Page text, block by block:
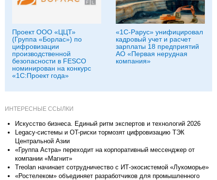
Проект ООО «ЦЦТ»
(Группа «Борлас») по
цифровизации
производственной
безопасности в FESCO
номинирован на конкурс
«1С:Проект года»
«1С-Рарус» унифицировал
кадровый учет и расчет
зарплаты 18 предприятий
АО «Первая нерудная
компания»
ИНТЕРЕСНЫЕ ССЫЛКИ
Искусство бизнеса. Единый ритм экспертов и технологий 2026
Legacy-системы и OT-риски тормозят цифровизацию ТЭК
Центральной Азии
«Группа Астра» переходит на корпоративный мессенджер от
компании «Магнит»
Treolan начинает сотрудничество с ИТ-экосистемой «Лукоморье»
«Ростелеком» объединяет разработчиков для промышленного